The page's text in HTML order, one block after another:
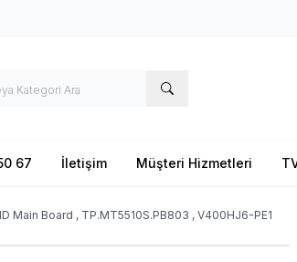
67 İletişim Müşteri Hizmetleri
Main Board , TP.MT5510S.PB803 , V400HJ6-PE1